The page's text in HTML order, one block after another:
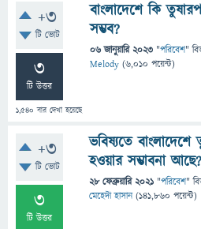
+3
টি ভোট
3
টি উত্তর
1,540 বার দেখা হয়েছে
বাংলাদেশে কি
সম্ভব?
06 জানুয়ারি 2023 "পরিবেশ"
Melody (6,010 পয়েন্ট)
+3
টি ভোট
3
টি উত্তর
ভবিষ্যতে বাংলাদেশে
হওয়ার সম্ভাবনা আছে?
28 ফেব্রুয়ারি 2021 "পরিবেশ"
মেহেদী হাসান (141,860 পয়েন্ট)